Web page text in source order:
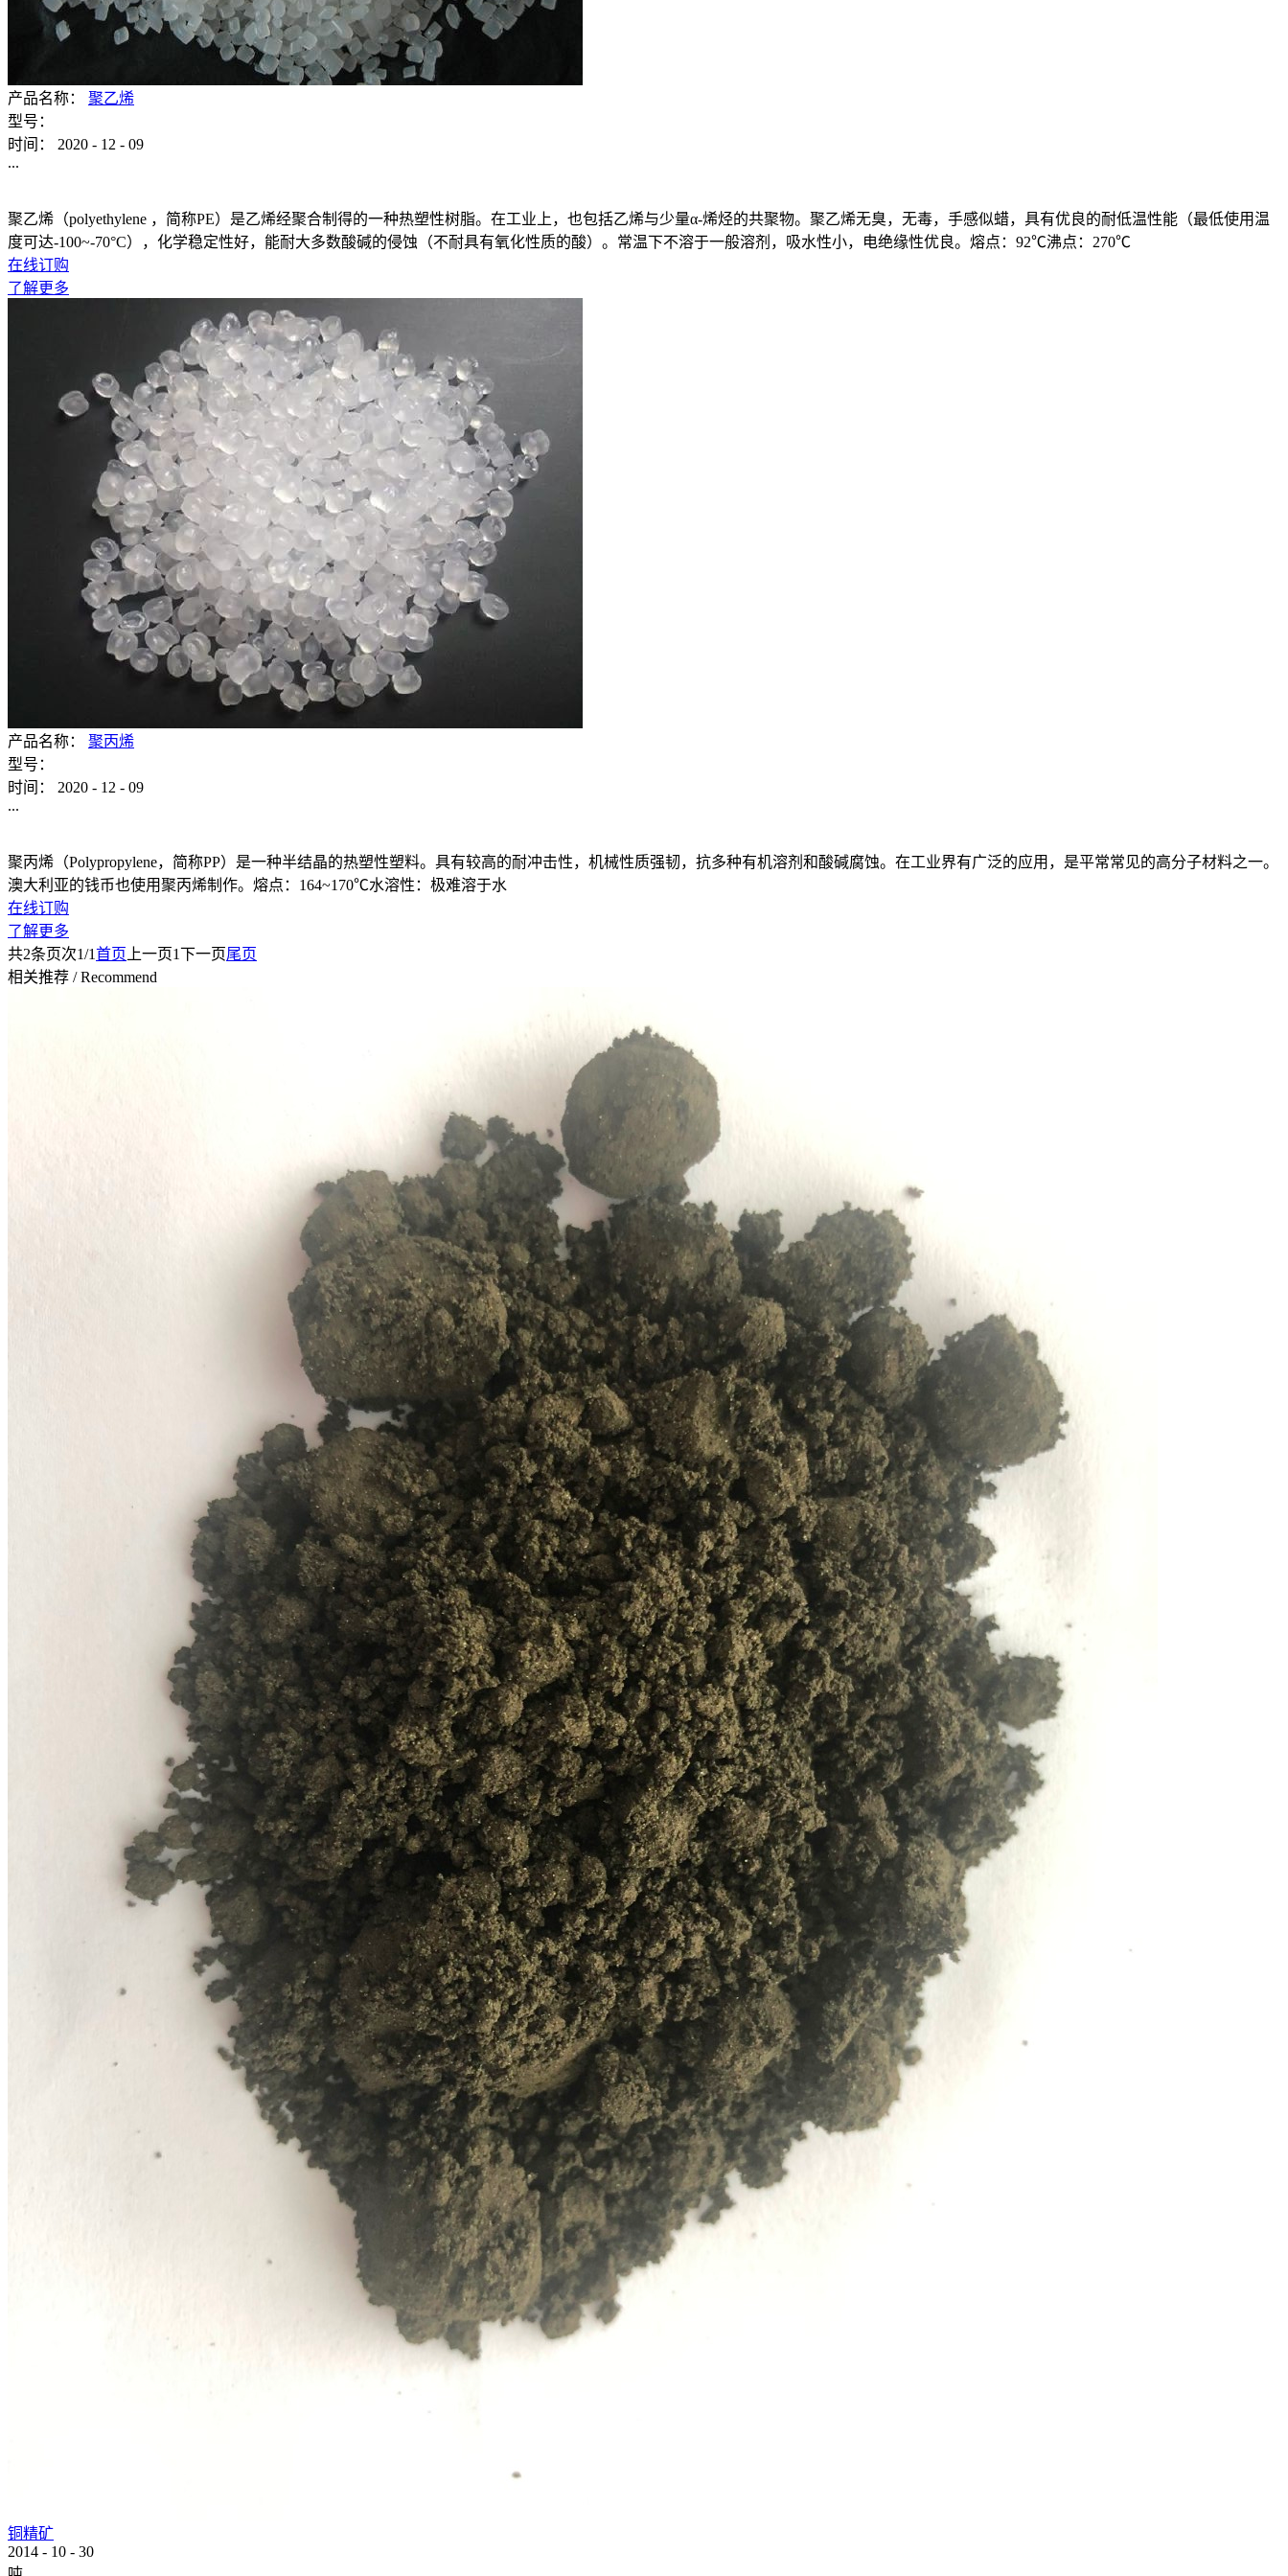
产品名称：
聚乙烯
型号：
时间：
2020 - 12 - 09
...
聚乙烯（polyethylene ，简称PE）是乙烯经聚合制得的一种热塑性树脂。在工业上，也包括乙烯与少量α-烯烃的共聚物。聚乙烯无臭，无毒，手感似蜡，具有优良的耐低温性能（最低使用温
度可达-100~-70°C），化学稳定性好，能耐大多数酸碱的侵蚀（不耐具有氧化性质的酸）。常温下不溶于一般溶剂，吸水性小，电绝缘性优良。熔点：92℃沸点：270℃
在线订购
了解更多
产品名称：
聚丙烯
型号：
时间：
2020 - 12 - 09
...
聚丙烯（Polypropylene，简称PP）是一种半结晶的热塑性塑料。具有较高的耐冲击性，机械性质强韧，抗多种有机溶剂和酸碱腐蚀。在工业界有广泛的应用，是平常常见的高分子材料之一。
澳大利亚的钱币也使用聚丙烯制作。熔点：164~170℃水溶性：极难溶于水
在线订购
了解更多
共2条页次1/1首页 上一页1下一页尾页
相关推荐 / Recommend
铜精矿
2014 - 10 - 30